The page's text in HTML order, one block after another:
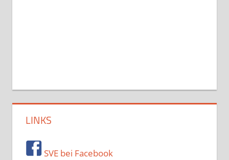
LINKS
SVE bei Facebook